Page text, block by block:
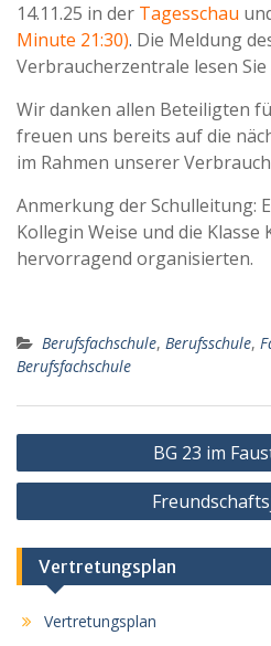
14.11.25 in der Tagesschau
Minute 21:30). Die Meldung
Verbraucherzentrale lesen
Wir danken allen Beteiligten
freuen uns bereits auf die
im Rahmen unserer
Anmerkung der Schulleitung:
Kollegin Weise und die Klasse
hervorragend organisierten.
Berufsfachschule, Berufsschule,
Berufsfachschule
Beitragsnavigation
BG 23 im
Vertretungsplan
Vertretungsplan